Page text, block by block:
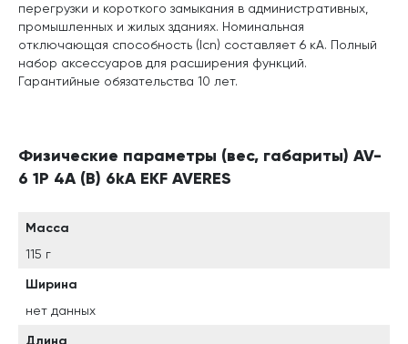
перегрузки и короткого замыкания в административных,
промышленных и жилых зданиях. Номинальная
отключающая способность (Icn) составляет 6 кА. Полный
набор аксессуаров для расширения функций.
Гарантийные обязательства 10 лет.
Физические параметры (вес, габариты) AV-
6 1P 4A (B) 6kA EKF AVERES
Масса
115 г
Ширина
нет данных
Длина